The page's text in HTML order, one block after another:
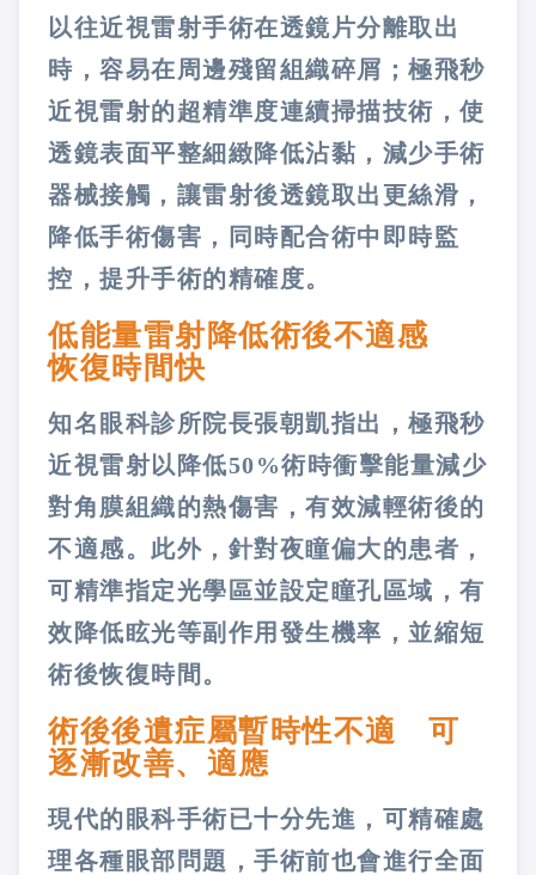
以往近視雷射手術在透鏡片分離取出
時，容易在周邊殘留組織碎屑；極飛秒
近視雷射的超精準度連續掃描技術，使
透鏡表面平整細緻降低沾黏，減少手術
器械接觸，讓雷射後透鏡取出更絲滑，
降低手術傷害，同時配合術中即時監
控，提升手術的精確度。
低能量雷射降低術後不適感
恢復時間快
知名眼科診所院長張朝凱指出，極飛秒
近視雷射以降低50%術時衝擊能量減少
對角膜組織的熱傷害，有效減輕術後的
不適感。此外，針對夜瞳偏大的患者，
可精準指定光學區並設定瞳孔區域，有
效降低眩光等副作用發生機率，並縮短
術後恢復時間。
術後後遺症屬暫時性不適 可
逐漸改善、適應
現代的眼科手術已十分先進，可精確處
理各種眼部問題，手術前也會進行全面